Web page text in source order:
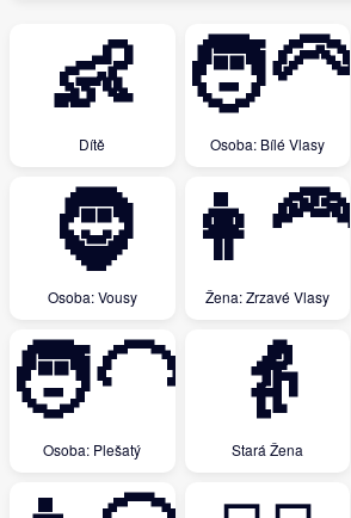
👶
Dítě
🧑‍🦳
Osoba: Bílé Vlasy
🧔
Osoba: Vousy
👩‍🦰
Žena: Zrzavé Vlasy
🧑‍🦲
Osoba: Plešatý
👵
Stará Žena